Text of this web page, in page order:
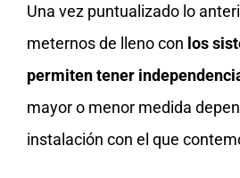
Una vez puntualizado lo
meternos de lleno con los
permiten tener
mayor o menor medida
instalación con el que